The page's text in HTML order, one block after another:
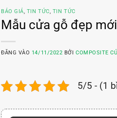
BÁO GIÁ, TIN TỨC, TIN TỨC
Mẫu cửa gỗ đẹp
ĐĂNG VÀO 14/11/2022 BỞICOMPOSITE
5/5 - (1